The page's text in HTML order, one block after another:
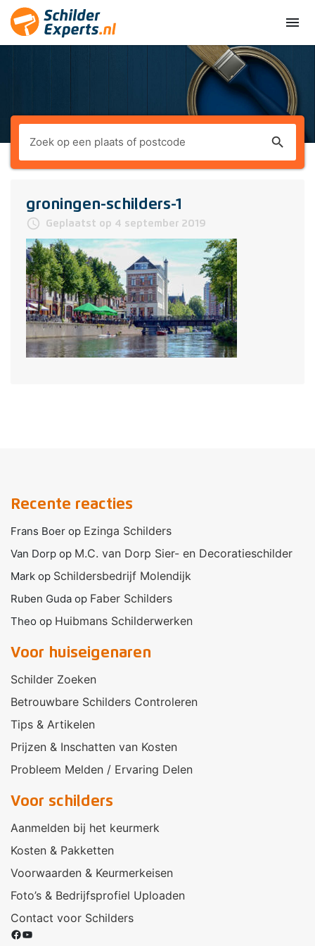
menu
search
groningen-schilders-1
access_time Geplaatst op 4 september 2019
Recente reacties
Frans Boer op Ezinga Schilders
Van Dorp op M.C. van Dorp Sier- en Decoratieschilder
Mark op Schildersbedrijf Molendijk
Ruben Guda op Faber Schilders
Theo op Huibmans Schilderwerken
Voor huiseigenaren
Schilder Zoeken
Betrouwbare Schilders Controleren
Tips & Artikelen
Prijzen & Inschatten van Kosten
Probleem Melden / Ervaring Delen
Voor schilders
Aanmelden bij het keurmerk
Kosten & Pakketten
Voorwaarden & Keurmerkeisen
Foto’s & Bedrijfsprofiel Uploaden
Contact voor Schilders
Facebook
YouTube